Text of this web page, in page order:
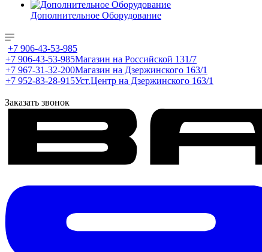
Дополнительное Оборудование
+7 906-43-53-985
+7 906-43-53-985Магазин на Российской 131/7
+7 967-31-32-200Магазин на Дзержинского 163/1
+7 952-83-28-915Уст.Центр на Дзержинского 163/1
Заказать звонок